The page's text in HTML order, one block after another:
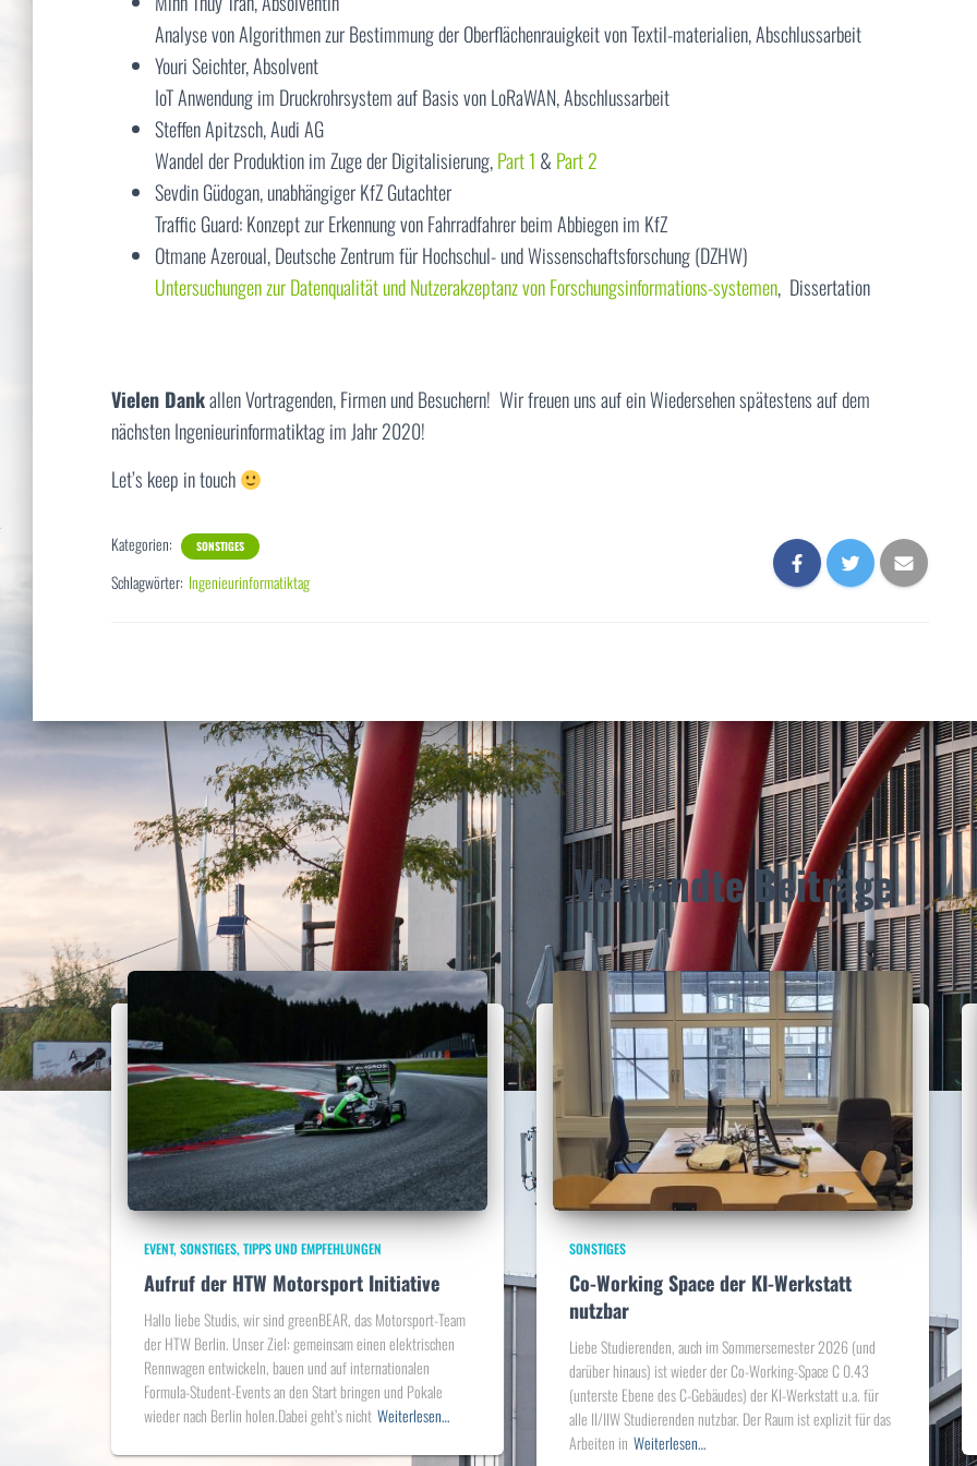
Analyse von Algorithmen zur Bestimmung der Oberflächenrauigkeit von Textil-materialien, Abschlussarbeit
Youri Seichter, Absolvent
IoT Anwendung im Druckrohrsystem auf Basis von LoRaWAN, Abschlussarbeit
Steffen Apitzsch, Audi AG
Wandel der Produktion im Zuge der Digitalisierung,Part 1 & Part 2
Sevdin Güdogan, unabhängiger KfZ Gutachter
Traffic Guard: Konzept zur Erkennung von Fahrradfahrer beim Abbiegen im KfZ
Otmane Azeroual, Deutsche Zentrum für Hochschul- und Wissenschaftsforschung (DZHW)
Untersuchungen zur Datenqualität und Nutzerakzeptanz von Forschungsinformations-systemen, Dissertation
Vielen Dankallen Vortragenden, Firmen und Besuchern! Wir freuen uns auf ein Wiedersehen spätestens auf dem
nächsten Ingenieurinformatiktag im Jahr 2020!
Let’s keep in touch
Kategorien: SONSTIGES
Schlagwörter: Ingenieurinformatiktag
Verwandte Beiträge
EVENT SONSTIGES TIPPS UND EMPFEHLUNGEN
Aufruf der HTW Motorsport Initiative
Hallo liebe Studis, wir sind greenBEAR, das Motorsport-Team
der HTW Berlin. Unser Ziel: gemeinsam einen elektrischen
Rennwagen entwickeln, bauen und auf internationalen
Formula-Student-Events an den Start bringen und Pokale
wieder nach Berlin holen.Dabei geht’s nicht Weiterlesen…
SONSTIGES
Co-Working Space der KI-Werkstatt
nutzbar
Liebe Studierenden, auch im Sommersemester 2026 (und
darüber hinaus) ist wieder der Co-Working-Space C 0.43
(unterste Ebene des C-Gebäudes) der KI-Werkstatt u.a. für
alle II/IIW Studierenden nutzbar. Der Raum ist explizit für das
Arbeiten in Weiterlesen…